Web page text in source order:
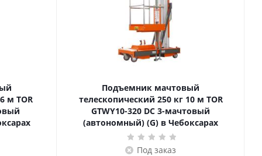
Подъемник мачтовый
телескопический 250 кг 10 м TOR
GTWY10-320 DC 3-мачтовый
(автономный) (G) в Чебоксарах
Под заказ